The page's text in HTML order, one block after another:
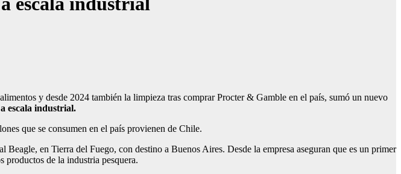
y desde 2024 también la limpieza tras comprar Procter & Gamble en el país, sumó un nuevo
escala industrial.
que se consumen en el país provienen de Chile.
en Tierra del Fuego, con destino a Buenos Aires. Desde la empresa aseguran que es un primer
productos de la industria pesquera.